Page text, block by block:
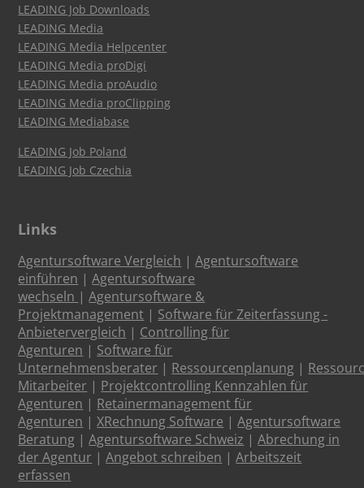
LEADING Job Downloads
LEADING Media
LEADING Media Helpcenter
LEADING Media proDigi
LEADING Media proAudio
LEADING Media proClipping
LEADING Mediabase
LEADING Job Poland
LEADING Job Czechia
Links
Agentursoftware Vergleich |Agentursoftware
einführen |Agentursoftware
wechseln |Agentursoftware &
Projektmanagement | Software für Zeiterfassung -
Anbietervergleich | Controlling für
Agenturen | Software für
Unternehmensberater | Ressourcenplanung |
Mitarbeiter | Projektcontrolling Kennzahlen für
Agenturen | Retainermanagement für
Agenturen |XRechnung Software |Agentursoftware
Beratung |Agentursoftware Schweiz |Abrechung in
der Agentur |Angebot schreiben |Arbeitszeit
erfassen